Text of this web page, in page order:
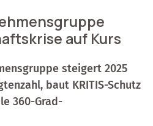
auf Kurs
steigert 2025
baut KRITIS-Schutz
360-Grad-